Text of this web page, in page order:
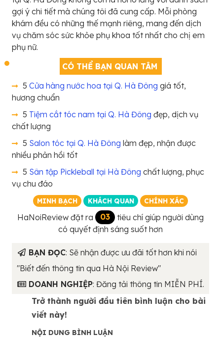
gợi ý chi tiết mà chúng tôi đã cung cấp. Mỗi phòng
khám đều có những thế mạnh riêng, mang đến dịch
vụ chăm sóc sức khỏe phụ khoa tốt nhất cho chị em
phụ nữ.
CÓ THỂ BẠN QUAN TÂM
5 Cửa hàng nước hoa tại Q. Hà Đông giá tốt,
hương chuẩn
5 Tiệm cắt tóc nam tại Q. Hà Đông đẹp, dịch vụ
chất lượng
5 Salon tóc tại Q. Hà Đông làm đẹp, nhận được
nhiều phản hồi tốt
5 Sân tập Pickleball tại Hà Đông chất lượng, phục
vụ chu đáo
MINH BẠCH KHÁCH QUAN CHÍNH XÁC
HaNoiReview đặt ra 03 tiêu chí giúp người dùng
có quyết định sáng suốt hơn
BẠN ĐỌC: Sẽ nhận được ưu đãi tốt hơn khi nói
"Biết đến thông tin qua Hà Nội Review"
DOANH NGHIỆP: Đăng tải thông tin MIỄN PHÍ.
Trở thành người đầu tiên bình luận cho bài
viết này!
NỘI DUNG BÌNH LUẬN